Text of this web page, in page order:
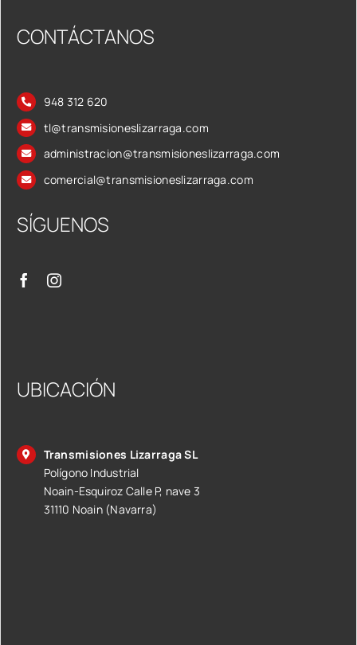
CONTÁCTANOS
948 312 620
tl@transmisioneslizarraga.com
administracion@transmisioneslizarraga.com
comercial@transmisioneslizarraga.com
SÍGUENOS
UBICACIÓN
Transmisiones Lizarraga SL
Polígono Industrial
Noain-Esquiroz Calle P, nave 3
31110 Noain (Navarra)